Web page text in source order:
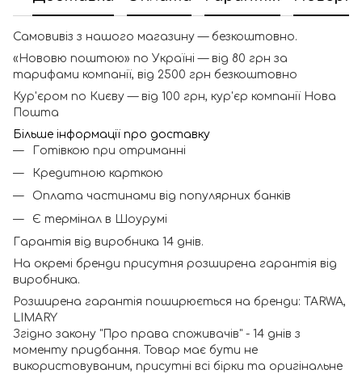
Самовивіз з нашого магазину — безкоштовно.
«Нововю поштою» по Україні — від 80 грн за
тарифами компанії, від 2500 грн безкоштовно
Кур'єром по Києву — від 100 грн, кур'єр компанії Нова
Пошта
Більше інформації про доставку
Готівкою при отриманні
Кредитною карткою
Оплата частинами від популярних банків
Є термінал в Шоурумі
Гарантія від виробника 14 днів.
На окремі бренди присутня розширена гарантія від
виробника.
Розширена гарантія поширюється на бренди: TARWA,
LIMARY
Згідно закону "Про права споживачів" - 14 днів з
моменту придбання. Товар має бути не
використовуваним, присутні всі бірки та оригінальне